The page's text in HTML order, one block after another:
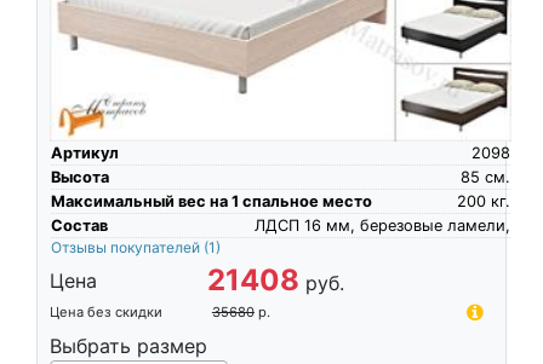
Артикул
2098
Высота
см.
85
Максимальный вес на 1 спальное место
кг.
200
Состав
ЛДСП 16 мм, березовые ламели,
Отзывы покупателей (1)
Цена 21408 руб.
Цена без скидки 35680 р.
Выбрать размер